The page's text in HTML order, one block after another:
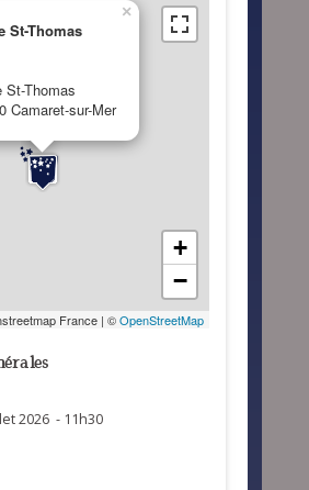
St-Thomas
St-Thomas
Camaret-sur-Mer
×
+
−
France | ©OpenStreetMap
2026 - 11h30